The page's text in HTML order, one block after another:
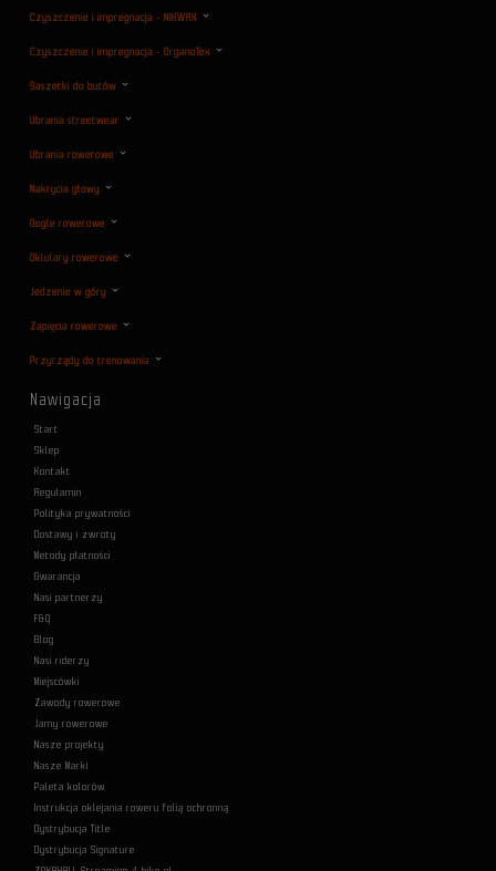
Czyszczenie i impregnacja - NIKWAX
Czyszczenie i impregnacja - OrganoTex
Saszetki do butów
Ubrania streetwear
Ubrania rowerowe
Nakrycia głowy
Gogle rowerowe
Oklulary rowerowe
Jedzenie w góry
Zapięcia rowerowe
Przyrządy do trenowania
Nawigacja
Start
Sklep
Kontakt
Regulamin
Polityka prywatności
Dostawy i zwroty
Metody płatności
Gwarancja
Nasi partnerzy
F&Q
Blog
Nasi riderzy
Miejscówki
Zawody rowerowe
Jamy rowerowe
Nasze projekty
Nasze Marki
Paleta kolorów
Instrukcja oklejania roweru folią ochronną
Dystrybucja Title
Dystrybucja Signature